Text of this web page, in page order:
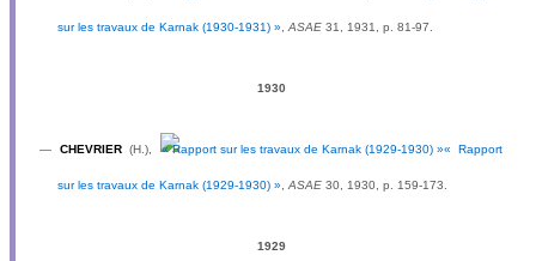
sur les travaux de Karnak (1930-1931) » ASAE 31, 1931, p. 81-97.
1930
— CHEVRIER(H.), « Rapport
sur les travaux de Karnak (1929-1930) »,ASAE 30, 1930, p. 159-173.
1929